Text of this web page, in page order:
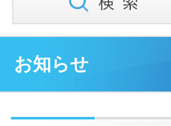
お知らせ